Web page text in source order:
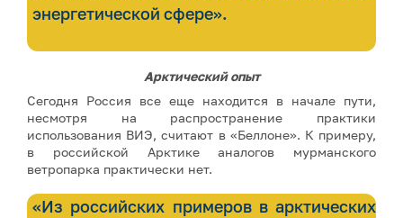
энергетической сфере».
Арктический опыт
Сегодня Россия все еще находится в начале пути,
несмотря на распространение практики
использования ВИЭ, считают в «Беллоне». К примеру,
в российской Арктике аналогов мурманского
ветропарка практически нет.
«Из российских примеров в арктических